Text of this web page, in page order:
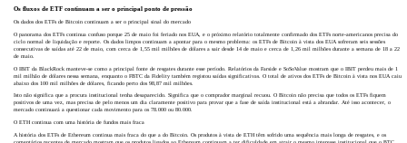
Os fluxos de ETF continuam a ser o principal ponto de pressão
Os dados dos ETFs de Bitcoin continuam a ser o principal sinal do mercado
O panorama dos ETFs continua confuso porque 25 de maio foi feriado nos EUA, e o próximo relatório totalmente confirmado dos ETFs norte-americanos precisa do
ciclo normal de liquidação e reporte. Os dados limpos continuam a apontar para o mesmo problema: os ETFs de Bitcoin à vista dos EUA sofreram seis sessões
consecutivas de saídas até 22 de maio, com cerca de 1,55 mil milhões de dólares a sair desde 14 de maio e cerca de 1,26 mil milhões durante a semana de 18 a 22
de maio.
O IBIT da BlackRock manteve-se como a principal fonte de resgates durante esse período. Relatórios da Farside e SoSoValue mostram que o IBIT perdeu mais de 1
mil milhão de dólares nessa semana, enquanto o FBTC da Fidelity também registou saídas significativas. O total de ativos dos ETFs de Bitcoin à vista nos EUA caiu
abaixo dos 100 mil milhões de dólares, ficando perto dos 98,87 mil milhões.
Isto não significa que a procura institucional tenha desaparecido. Significa que o comprador marginal recuou. O Bitcoin não precisa que todos os ETFs fiquem
positivos de uma vez, mas precisa de pelo menos um dia claramente positivo para provar que a fase de saída institucional está a abrandar. Até isso acontecer, o
mercado continuará a questionar cada movimento para os 78.000 ou 80.000.
O ETH continua com uma história de fundos mais fraca
A história dos ETFs de Ethereum continua mais fraca do que a do Bitcoin. Os produtos à vista de ETH têm sofrido uma sequência mais longa de resgates, e os